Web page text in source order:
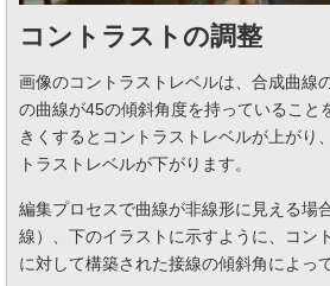
コントラストの調整
画像のコントラストレベルは、合成曲線
の曲線が45の傾斜角度を持っていること
きくするとコントラストレベルが上がり
トラストレベルが下がります。
編集プロセスで曲線が非線形に見える場
線）、下のイラストに示すように、コン
に対して構築された接線の傾斜角によっ